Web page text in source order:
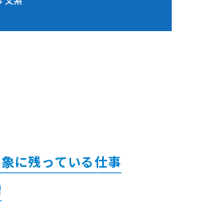
に残っている仕事